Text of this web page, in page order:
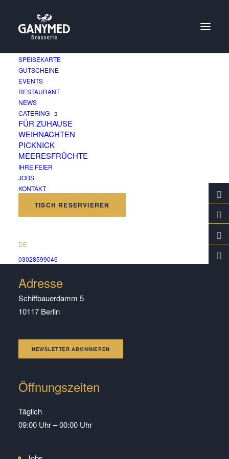
SPEISEKARTE
GUTSCHEINE
EVENTS
RESTAURANT
NEWS
CATERING
FÜR ZUHAUSE
WEIHNACHTEN
PICKNICK
MEERESFRÜCHTE
IHRE FEIER
JOBS
KONTAKT
TISCH RESERVIEREN
DE
03028599046
Grenaille-Kartoffeln
15. APRIL 2020 | BY
Grenailleoder
Kartoffeln, die mit Schale genossen werden können.
Adresse
Schiffbauerdamm 5
10117 Berlin
NEWSLETTER ABONNIEREN
Öffnungszeiten
Täglich
09:00 Uhr – 00:00 Uhr